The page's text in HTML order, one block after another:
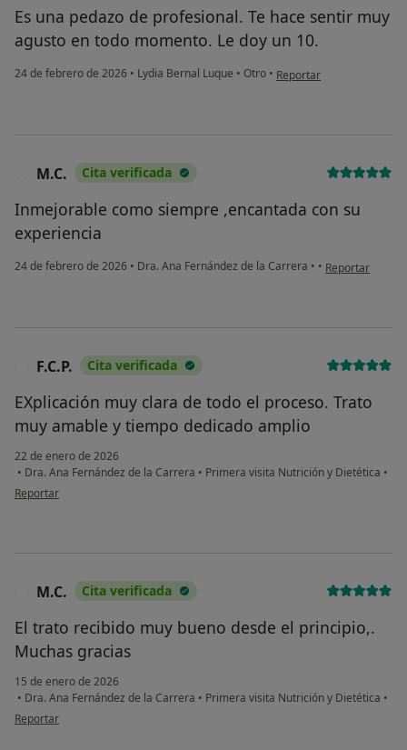
Es una pedazo de profesional. Te hace sentir muy
agusto en todo momento. Le doy un 10.
24 de febrero de 2026 • Lydia Bernal Luque • Otro • en opinión del usuario M
Reportar
M.C. Cita verificada
Inmejorable como siempre ,encantada con su
experiencia
24 de febrero de 2026 • Dra. Ana Fernández de la Carrera • • en opinión del
Reportar
F.C.P. Cita verificada
EXplicación muy clara de todo el proceso. Trato
muy amable y tiempo dedicado amplio
22 de enero de 2026
• Dra. Ana Fernández de la Carrera • Primera visita Nutrición y Dietética •
en opinión del usuario F.C.P.
Reportar
M.C. Cita verificada
El trato recibido muy bueno desde el principio,.
Muchas gracias
15 de enero de 2026
• Dra. Ana Fernández de la Carrera • Primera visita Nutrición y Dietética •
en opinión del usuario M.C.
Reportar